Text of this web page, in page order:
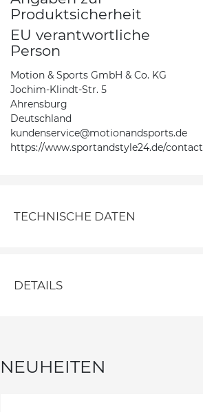
Produktsicherheit
EU verantwortliche
Person
Motion & Sports GmbH & Co. KG
Jochim-Klindt-Str. 5
Ahrensburg
Deutschland
kundenservice@motionandsports.de
https://www.sportandstyle24.de/contact
TECHNISCHE DATEN
DETAILS
NEUHEITEN